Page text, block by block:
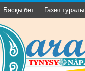
Басқы бет Газет туралы